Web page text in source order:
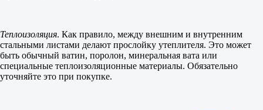
Теплоизоляция. Как правило, между внешним и внутренним
стальными листами делают прослойку утеплителя. Это может
быть обычный ватин, поролон, минеральная вата или
специальные теплоизоляционные материалы. Обязательно
уточняйте это при покупке.